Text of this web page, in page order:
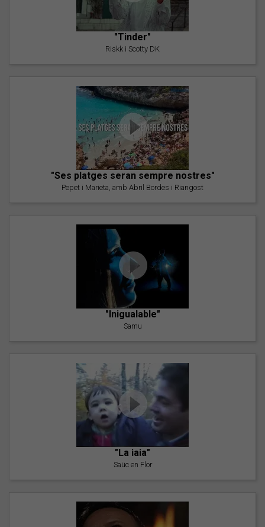
"Tinder"
Riskk i Scotty DK
"Ses platges seran sempre nostres"
Pepet i Marieta, amb Abril Bordes i Riangost
"Inigualable"
Samu
"La iaia"
Saüc en Flor